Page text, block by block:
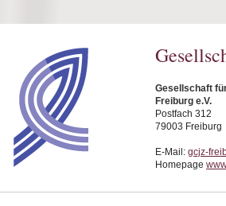
Gesellschaft
Freiburg e.V.
Postfach 312
79003 Freiburg
E-Mail: gcjz-
Homepage